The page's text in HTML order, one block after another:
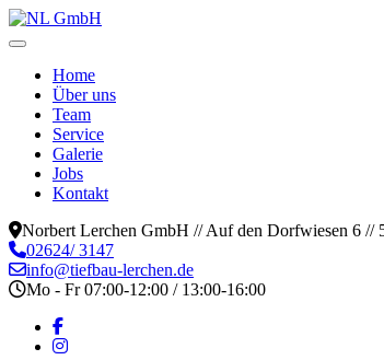
Home
Über uns
Team
Service
Galerie
Jobs
Kontakt
Norbert Lerchen GmbH // Auf den Dorfwiesen 6 //
02624/ 3147
info@tiefbau-lerchen.de
Mo - Fr 07:00-12:00 / 13:00-16:00